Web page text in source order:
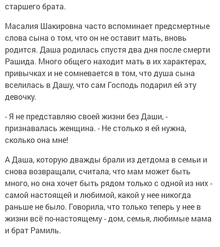
старшего брата.
Масалия Шакировна часто вспоминает предсмертные
слова сына о том, что он не оставит мать, вновь
родится. Даша родилась спустя два дня после смерти
Рашида. Много общего находит мать в их характерах,
привычках и не сомневается в том, что душа сына
вселилась в Дашу, что сам Господь подарил ей эту
девочку.
- Я не представляю своей жизни без Даши, -
признавалась женщина. - Не столько я ей нужна,
сколько она мне!
А Даша, которую дважды брали из детдома в семьи и
снова возвращали, считала, что мам может быть
много, но она хочет быть рядом только с одной из них -
самой настоящей и любимой, какой у нее никогда
раньше не было. Говорила, что только теперь у нее в
жизни всё по-настоящему - дом, семья, любимые мама
и брат Рамиль.